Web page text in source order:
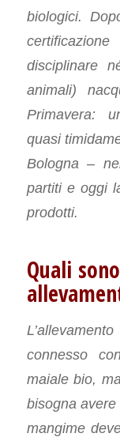
biologici.
disciplinare
animali)
Primavera:
quasi
Bologna –
partiti e oggi
prodotti.
Quali
connesso
maiale bio,
bisogna
mangime